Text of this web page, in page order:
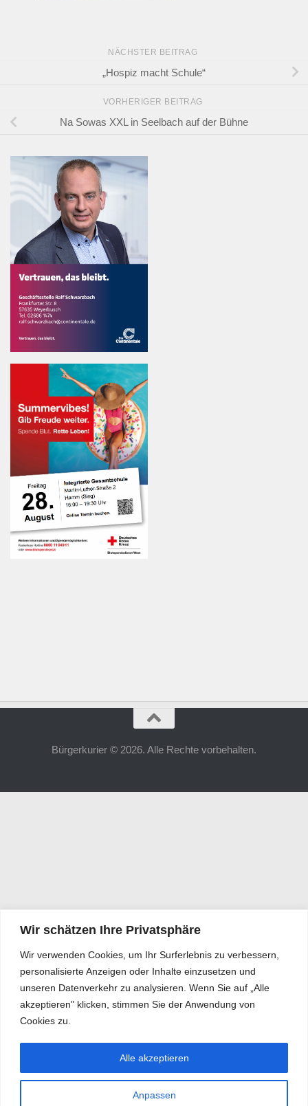
Wir schätzen Ihre Privatsphäre
Wir verwenden Cookies, um Ihr Surferlebnis zu verbessern,
personalisierte Anzeigen oder Inhalte einzusetzen und
unseren Datenverkehr zu analysieren. Wenn Sie auf „Alle
akzeptieren" klicken, stimmen Sie der Anwendung von
Cookies zu.
Anpassen
Alle akzeptieren
NÄCHSTER BEITRAG
„Hospiz macht Schule“
VORHERIGER BEITRAG
Na Sowas XXL in Seelbach auf der Bühne
Bürgerkurier © 2026. Alle Rechte vorbehalten.